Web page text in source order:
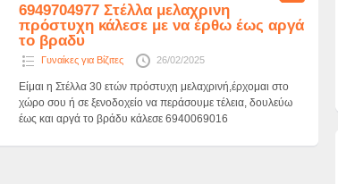
6949704977 Στέλλα μελαχρινη
πρόστυχη κάλεσε με να έρθω έως αργά
το βραδυ
Γυναίκες για Βίζιτες 26/02/2025
Είμαι η Στέλλα 30 ετών πρόστυχη μελαχρινή,έρχομαι στο
χώρο σου ή σε ξενοδοχείο να περάσουμε τέλεια, δουλεύω
έως και αργά το βράδυ κάλεσε 6940069016